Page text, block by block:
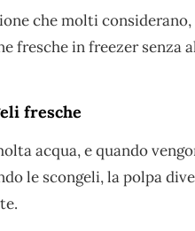
che molti
fresche in freezer senza
fresche
acqua, e quando
le scongeli, la polpa